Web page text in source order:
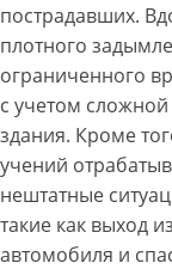
пострадавших.
плотного
ограниченного
с учетом
здания. Кроме
учений
нештатные
такие как выход
автомобиля и